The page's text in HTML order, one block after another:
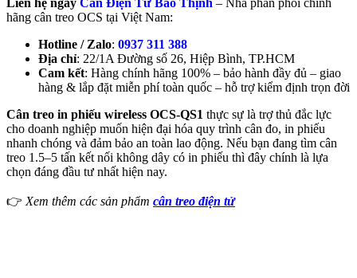
hãng cân treo OCS tại Việt Nam:
Hotline / Zalo: 0937 311 388
Địa chỉ: 22/1A Đường số 26, Hiệp Bình, TP.HCM
Cam kết: Hàng chính hãng 100% – bảo hành đầy đủ – giao
hàng & lắp đặt miễn phí toàn quốc – hỗ trợ kiểm định trọn đời
Cân treo in phiếu wireless OCS-QS1 thực sự là trợ thủ đắc lực
cho doanh nghiệp muốn hiện đại hóa quy trình cân đo, in phiếu
nhanh chóng và đảm bảo an toàn lao động. Nếu bạn đang tìm cân
treo 1.5–5 tấn kết nối không dây có in phiếu thì đây chính là lựa
chọn đáng đầu tư nhất hiện nay.
👉 Xem thêm các sản phẩm cân treo điện tử